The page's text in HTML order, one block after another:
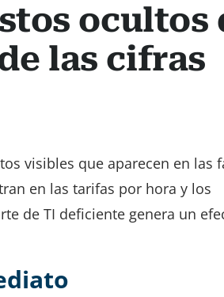
ocultos
las cifras
visibles que aparecen en las
en las tarifas por hora y los
de TI deficiente genera un